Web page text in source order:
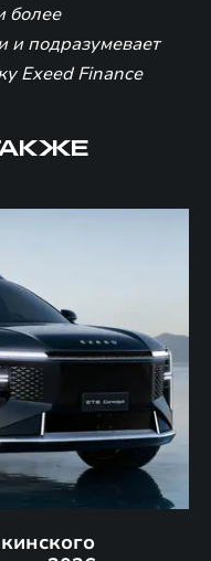
более
и подразумевает
Exeed Finance